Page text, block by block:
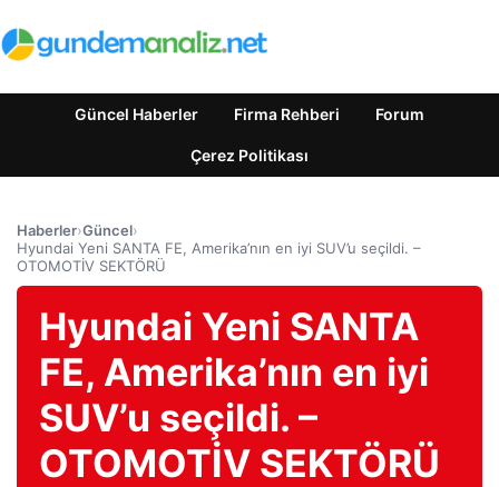
Güncel Haberler Firma Rehberi Forum
Çerez Politikası
Haberler›Güncel›
Hyundai Yeni SANTA FE, Amerika’nın en iyi SUV’u seçildi. –
OTOMOTİV SEKTÖRÜ
Hyundai Yeni SANTA
FE, Amerika’nın en iyi
SUV’u seçildi. –
OTOMOTİV SEKTÖRÜ